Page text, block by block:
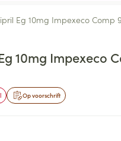
Eg 10mg Impexeco Comp
10mg Impexeco
Op voorschrift